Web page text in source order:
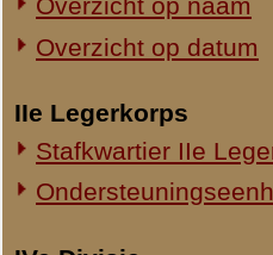
Commandopost IVe Divisie
8e Regiment Infanterie (8 R.I.)
1e Bataljon (I-8 R.I.)
2e Bataljon (II-8 R.I.)
3e Bataljon (III-8 R.I.)
Ondersteuningseenheden 8 R.I.